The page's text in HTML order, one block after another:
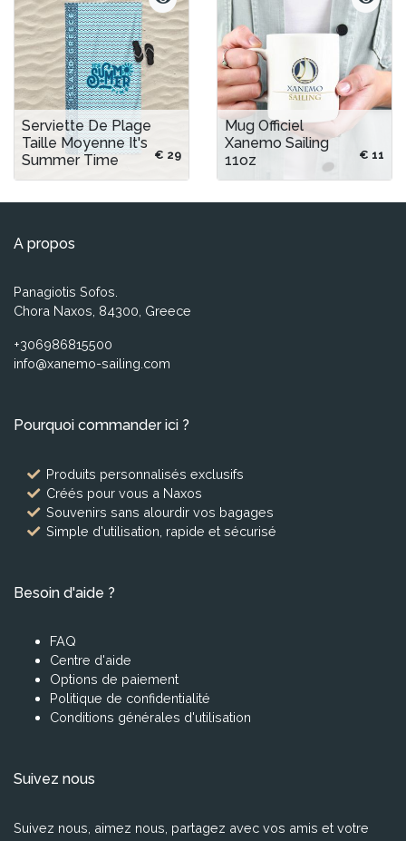
Serviette De Plage
Taille Moyenne It's
Summer Time
€ 29
Mug Officiel
Xanemo Sailing
11oz
€ 11
A propos
Panagiotis Sofos.
Chora Naxos, 84300, Greece
+306986815500
info@xanemo-sailing.com
Pourquoi commander ici ?
Produits personnalisés exclusifs
Créés pour vous a Naxos
Souvenirs sans alourdir vos bagages
Simple d'utilisation, rapide et sécurisé
Besoin d'aide ?
FAQ
Centre d'aide
Options de paiement
Politique de confidentialité
Conditions générales d'utilisation
Suivez nous
Suivez nous, aimez nous, partagez avec vos amis et votre